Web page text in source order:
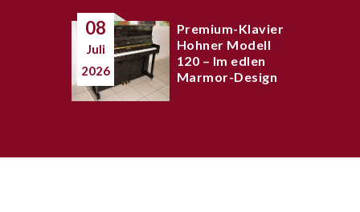
08
Juli
2026
Premium-Klavier
Hohner Modell
120 – Im edlen
Marmor-Design